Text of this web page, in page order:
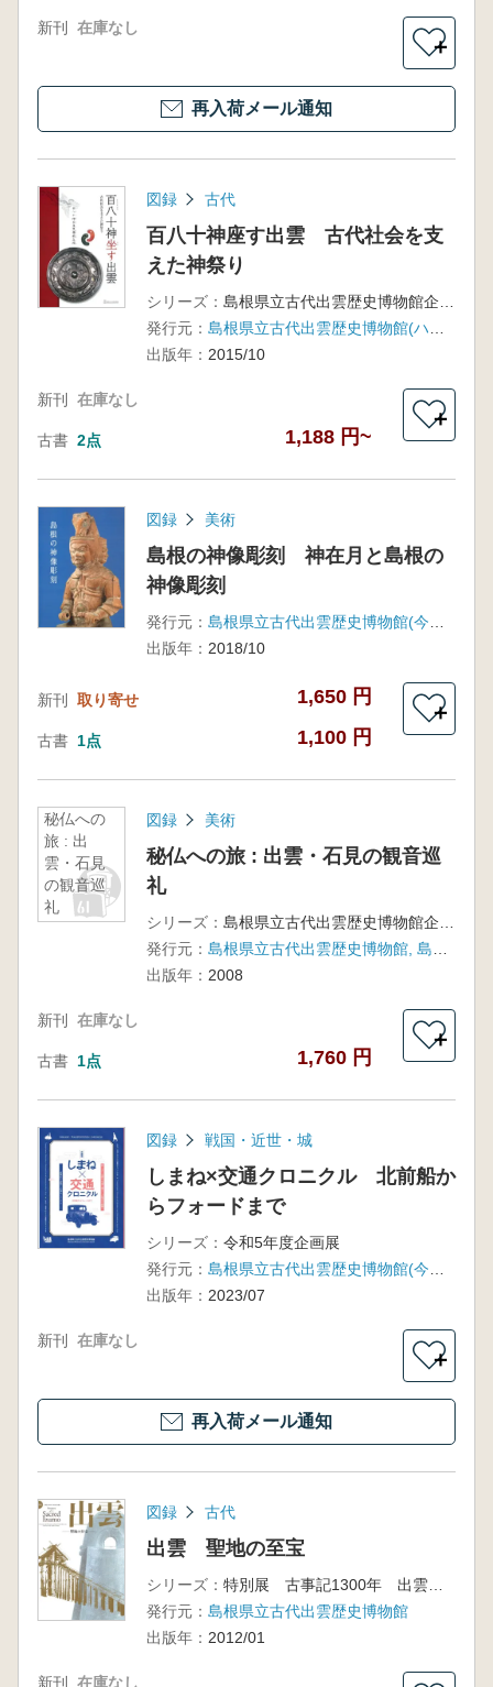
新刊 在庫なし
＋
再入荷メール通知
図録 古代
百八十神座す出雲 古代社会を支
えた神祭り
シリーズ：
発行元：
出版年： 2015/10
新刊 在庫なし
古書 2点 1,188 円~
＋
図録 美術
島根の神像彫刻 神在月と島根の
神像彫刻
発行元：
出版年： 2018/10
新刊 取り寄せ 1,650 円
古書 1点 1,100 円
＋
秘仏への
旅 : 出
雲・石見
の観音巡
礼
図録 美術
秘仏への旅 : 出雲・石見の観音巡
礼
シリーズ：
発行元：
出版年： 2008
新刊 在庫なし
古書 1点 1,760 円
＋
図録 戦国・近世・城
しまね×交通クロニクル 北前船か
らフォードまで
シリーズ： 令和5年度企画展
発行元：
出版年： 2023/07
新刊 在庫なし
＋
再入荷メール通知
図録 古代
出雲 聖地の至宝
シリーズ：
特別展 古事記1300年 出雲大社遷宮
発行元： 島根県立古代出雲歴史博物館
出版年： 2012/01
新刊 在庫なし